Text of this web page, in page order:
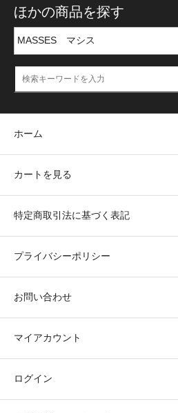
ほかの商品を探す
ホーム
カートを見る
特定商取引法に基づく表記
プライバシーポリシー
お問い合わせ
マイアカウント
ログイン